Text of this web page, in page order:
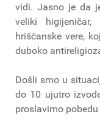
vidi. Jasno je da
veliki
hriščanske vere,
duboko
Došli smo u
do 10 ujutro
proslavimo